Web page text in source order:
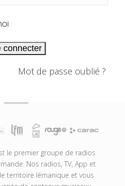
connecter
Mot de passe oublié ?
le premier groupe de radios
Nos radios, TV, App et
territoire lémanique et vous